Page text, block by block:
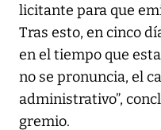
licitante para que
Tras esto, en cinco
en el tiempo que
no se pronuncia, el
administrativo”,
gremio.